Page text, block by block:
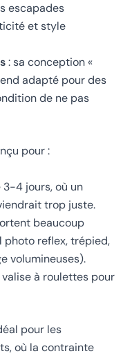
escapades
et style
: sa conception «
adapté pour des
de ne pas
pour :
3-4 jours, où un
trop juste.
beaucoup
photo reflex, trépied,
volumineuses).
à roulettes pour
pour les
où la contrainte